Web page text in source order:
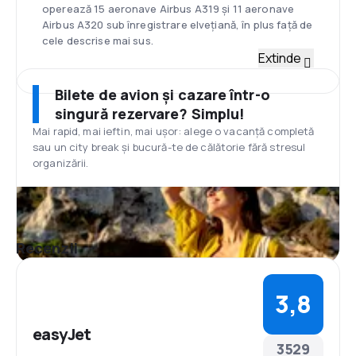
operează 15 aeronave Airbus A319 și 11 aeronave
Airbus A320 sub înregistrare elvețiană, în plus față de
cele descrise mai sus.
Luton, la hangarul 89. În 2014, prin acest aeroport
au tranzitat aproximativ 10,500,000 pasageri.
easyJet a adoptat zborurile via aeroporturi mari sau
principale, spre deosebire de modelul clasic al unui
singur hub. Spre exemplu, easyJet zboară spre
Düsseldorf, spre deosebire de competitorul său
principal – Ryanair care preferă Weeze, ce se află la
70 km de oraș. easyJet servește și aeroporturi
majore precum Belfast, Gothenburg și Roma.
easyJet are în plan includerea unei noi baze, la
Amsterdam Schiphol, la 19 ani după primele zboruri
aeronave Airbus A320 pentru acest aeroport.
Amsterdam este deja o rețea importantă pentru
easyJet, cu peste 3,5 milioane de pasageri care
zboară anual spre și dinspre 21 de destinații.
Mese
Extinde
Bilete de avion și cazare într-o
singură rezervare? Simplu!
Mai rapid, mai ieftin, mai ușor: alege o vacanță completă
sau un city break și bucură-te de călătorie fără stresul
organizării.
Recenzii
easyJet
3529
3,8